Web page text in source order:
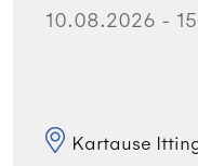
10.08.2026 -
Kartause